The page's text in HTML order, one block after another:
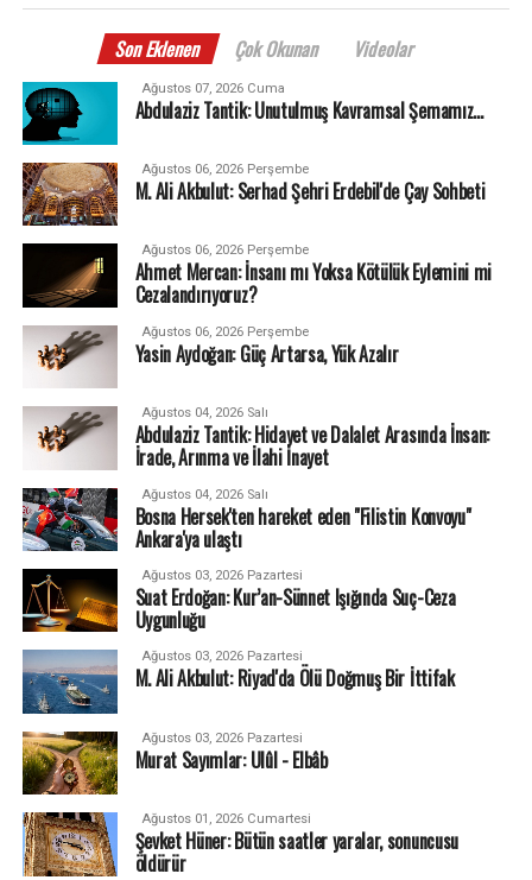
Son Eklenen Çok Okunan Videolar
Ağustos 07, 2026 Cuma
Abdulaziz Tantik: Unutulmuş Kavramsal Şemamız…
Ağustos 06, 2026 Perşembe
M. Ali Akbulut: Serhad Şehri Erdebil'de Çay Sohbeti
Ağustos 06, 2026 Perşembe
Ahmet Mercan: İnsanı mı Yoksa Kötülük Eylemini mi
Cezalandırıyoruz?
Ağustos 06, 2026 Perşembe
Yasin Aydoğan: Güç Artarsa, Yük Azalır
Ağustos 04, 2026 Salı
Abdulaziz Tantik: Hidayet ve Dalalet Arasında İnsan:
İrade, Arınma ve İlahi İnayet
Ağustos 04, 2026 Salı
Bosna Hersek'ten hareket eden "Filistin Konvoyu"
Ankara'ya ulaştı
Ağustos 03, 2026 Pazartesi
Suat Erdoğan: Kur’an-Sünnet Işığında Suç-Ceza
Uygunluğu
Ağustos 03, 2026 Pazartesi
M. Ali Akbulut: Riyad'da Ölü Doğmuş Bir İttifak
Ağustos 03, 2026 Pazartesi
Murat Sayımlar: Ulûl - Elbâb
Ağustos 01, 2026 Cumartesi
Şevket Hüner: Bütün saatler yaralar, sonuncusu
öldürür